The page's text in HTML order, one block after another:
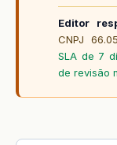
Editor
CNPJ
SLA de 7
de revisão